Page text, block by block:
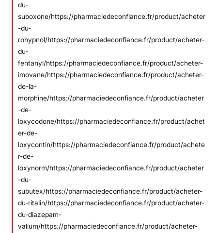
du-
suboxone/https://pharmaciedeconfiance.fr/product/acheter
-du-
rohypnol/https://pharmaciedeconfiance.fr/product/acheter-
du-
fentanyl/https://pharmaciedeconfiance.fr/product/acheter-
imovane/https://pharmaciedeconfiance.fr/product/acheter-
de-la-
morphine/https://pharmaciedeconfiance.fr/product/acheter
-de-
loxycodone/https://pharmaciedeconfiance.fr/product/achet
er-de-
loxycontin/https://pharmaciedeconfiance.fr/product/achete
r-de-
loxynorm/https://pharmaciedeconfiance.fr/product/acheter
-du-
subutex/https://pharmaciedeconfiance.fr/product/acheter-
du-ritalin/https://pharmaciedeconfiance.fr/product/acheter-
du-diazepam-
valium/https://pharmaciedeconfiance.fr/product/acheter-